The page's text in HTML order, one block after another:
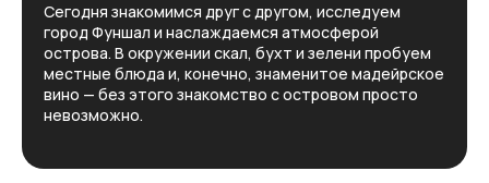
Сегодня знакомимся друг с другом, исследуем
город Фуншал и наслаждаемся атмосферой
острова. В окружении скал, бухт и зелени пробуем
местные блюда и, конечно, знаменитое мадейрское
вино — без этого знакомство с островом просто
невозможно.